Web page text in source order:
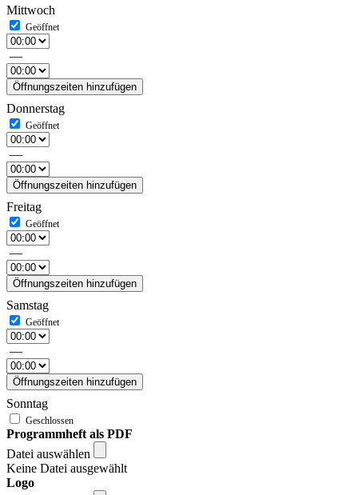
Mittwoch
—
Öffnungszeiten hinzufügen
Donnerstag
—
Öffnungszeiten hinzufügen
Freitag
—
Öffnungszeiten hinzufügen
Samstag
—
Öffnungszeiten hinzufügen
Sonntag
Programmheft als PDF
Datei auswählen
Keine Datei ausgewählt
Logo